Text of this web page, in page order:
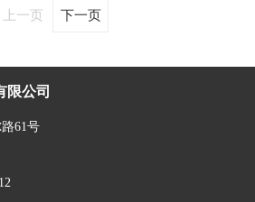
上一页 下一页
限公司
61号